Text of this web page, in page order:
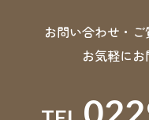
お問い合わせ・ご
お気軽にお